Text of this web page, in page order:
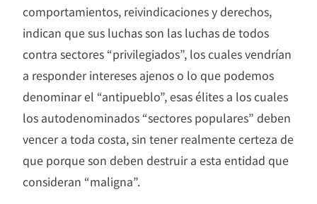
comportamientos, reivindicaciones y derechos,
indican que sus luchas son las luchas de todos
contra sectores “privilegiados”, los cuales vendrían
a responder intereses ajenos o lo que podemos
denominar el “antipueblo”, esas élites a los cuales
los autodenominados “sectores populares” deben
vencer a toda costa, sin tener realmente certeza de
que porque son deben destruir a esta entidad que
consideran “maligna”.